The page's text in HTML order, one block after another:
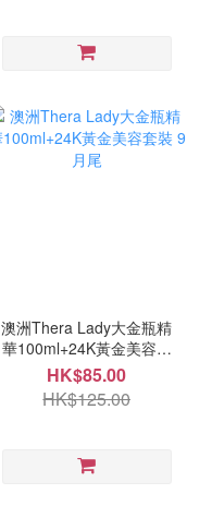
澳洲Thera Lady大金瓶精
華100ml+24K黃金美容套
裝 9月尾
HK$85.00
HK$125.00